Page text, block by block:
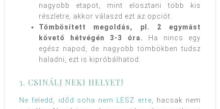
nagyobb etapot, mint elosztani több kis
részletre, akkor válaszd ezt az opciót.
Tömbösített megoldás, pl. 2 egymást
követő hétvégén 3-3 óra.
Ha nincs egy
egész napod, de nagyobb tömbökben tudsz
haladni, ezt is kipróbálhatod.
3. CSINÁLJ NEKI HELYET!
Ne feledd, időd soha nem LESZ erre, hacsak nem